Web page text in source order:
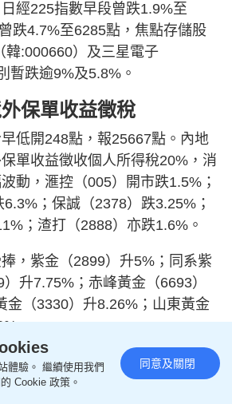
經225指數早段曾跌1.9%至
跌4.7%至6285點，焦點存儲股
韓:000660）及三星電子
暫跌逾9%及5.8%。
保單收益徵稅
低開248點，報25667點。內地
單收益徵收個人所得稅20%，消
動，滙控（005）開市跌1.5%；
；保誠（2378）跌3.25%；
；渣打（2888）亦跌1.6%。
，紫金（2899）升5%；同系紫
升7.75%；赤峰黃金（6693）
金（3330）升8.26%；山東黃金
。
，阿里巴巴（9988）跌1.2%；
，美團（3690）跌0.11%；京東
體驗。 繼續使用我們
Cookie 政策。
同意及關閉